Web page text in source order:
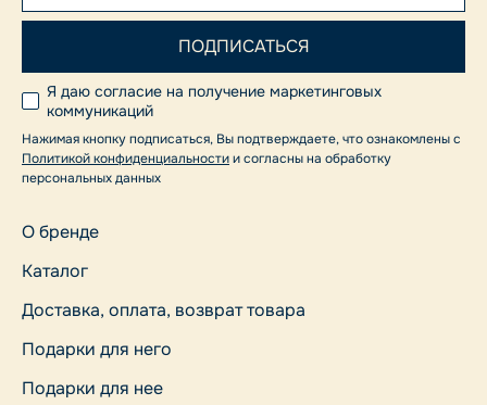
О бренде
Каталог
Доставка, оплата, возврат товара
Подарки для него
Подарки для нее
Я даю согласие на получение маркетинговых
коммуникаций
Нажимая кнопку подписаться, Вы подтверждаете, что ознакомлены с
Политикой конфиденциальностии согласны на обработку
персональных данных